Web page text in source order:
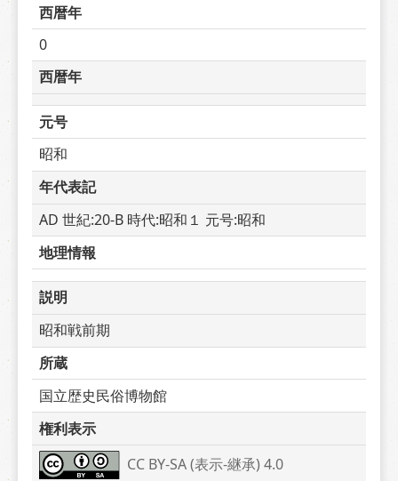
西暦年
0
西暦年
元号
昭和
年代表記
AD 世紀:20-B 時代:昭和１ 元号:昭和
地理情報
説明
昭和戦前期
所蔵
国立歴史民俗博物館
権利表示
CC BY-SA (表示-継承) 4.0